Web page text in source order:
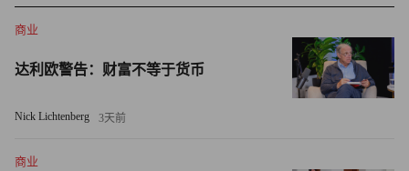
正如沙漠之中的骆驼草，这家企业最终顽强地生存了下来。
1996年，华朋研制成功第一台110kV油浸式电力变压器，随
器，从传统到新能源用，从陆地到海上，从轨道交通到电力
商业
达利欧警告：财富不等于货币
Nick Lichtenberg 3天前
商业